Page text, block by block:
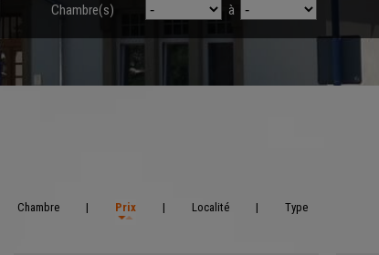
Chambre(s) à
Chambre | Prix | Localité | Type